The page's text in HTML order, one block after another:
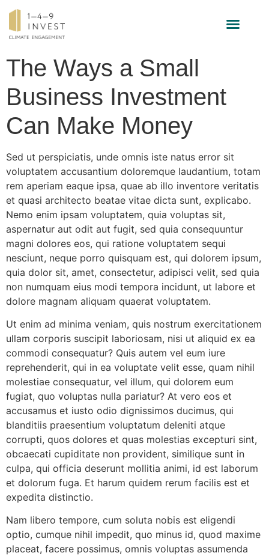
The Ways a Small
Business Investment
Can Make Money
Sed ut perspiciatis, unde omnis iste natus error sit
voluptatem accusantium doloremque laudantium, totam
rem aperiam eaque ipsa, quae ab illo inventore veritatis
et quasi architecto beatae vitae dicta sunt, explicabo.
Nemo enim ipsam voluptatem, quia voluptas sit,
aspernatur aut odit aut fugit, sed quia consequuntur
magni dolores eos, qui ratione voluptatem sequi
nesciunt, neque porro quisquam est, qui dolorem ipsum,
quia dolor sit, amet, consectetur, adipisci velit, sed quia
non numquam eius modi tempora incidunt, ut labore et
dolore magnam aliquam quaerat voluptatem.
Ut enim ad minima veniam, quis nostrum exercitationem
ullam corporis suscipit laboriosam, nisi ut aliquid ex ea
commodi consequatur? Quis autem vel eum iure
reprehenderit, qui in ea voluptate velit esse, quam nihil
molestiae consequatur, vel illum, qui dolorem eum
fugiat, quo voluptas nulla pariatur? At vero eos et
accusamus et iusto odio dignissimos ducimus, qui
blanditiis praesentium voluptatum deleniti atque
corrupti, quos dolores et quas molestias excepturi sint,
obcaecati cupiditate non provident, similique sunt in
culpa, qui officia deserunt mollitia animi, id est laborum
et dolorum fuga. Et harum quidem rerum facilis est et
expedita distinctio.
Nam libero tempore, cum soluta nobis est eligendi
optio, cumque nihil impedit, quo minus id, quod maxime
placeat, facere possimus, omnis voluptas assumenda